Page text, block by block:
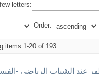
letters:
Order:
items 1-20 of 193